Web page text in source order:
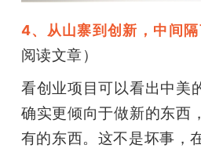
4、从山寨到创新，中间
阅读文章）
看创业项目可以看出中美
确实更倾向于做新的东西
有的东西。这不是坏事，